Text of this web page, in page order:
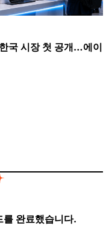
국 시장 첫 공개…에이
완료했습니다.